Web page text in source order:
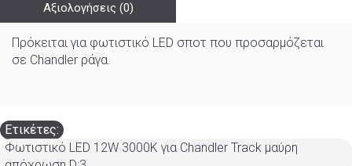
Αξιολογήσεις (0)
Πρόκειται για φωτιστικό LED σποτ που προσαρμόζεται
σε Chandler ράγα.
Ετικέτες:
Φωτιστικό LED 12W 3000K για Chandler Track μαύρη